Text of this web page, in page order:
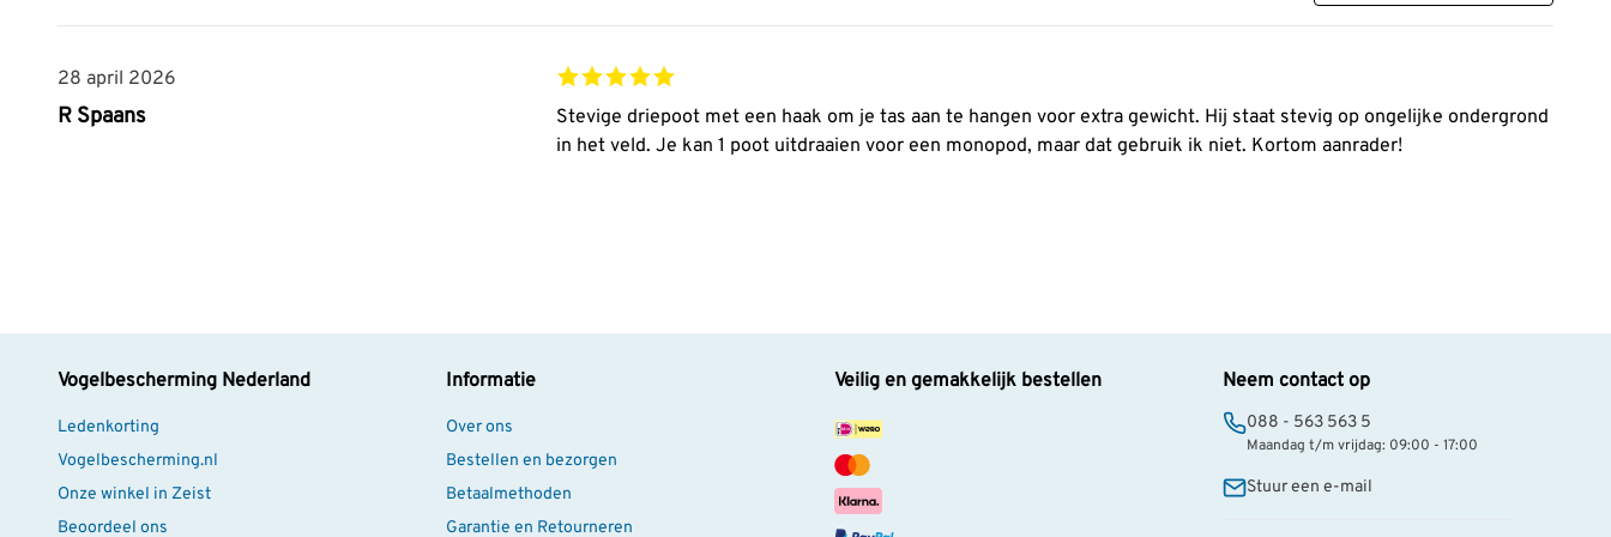
28 april 2026
28 april 2026
R Spaans
Stevige driepoot met een haak om je tas aan te hangen voor extra gewicht. Hij staat stevig op ongelijke ondergrond
in het veld. Je kan 1 poot uitdraaien voor een monopod, maar dat gebruik ik niet. Kortom aanrader!
Vogelbescherming Nederland
Ledenkorting
Vogelbescherming.nl
Onze winkel in Zeist
Beoordeel ons
Informatie
Over ons
Bestellen en bezorgen
Betaalmethoden
Garantie en Retourneren
Veilig en gemakkelijk bestellen Neem contact op
088 - 563 563 5
Maandag t/m vrijdag: 09:00 - 17:00
Stuur een e-mail